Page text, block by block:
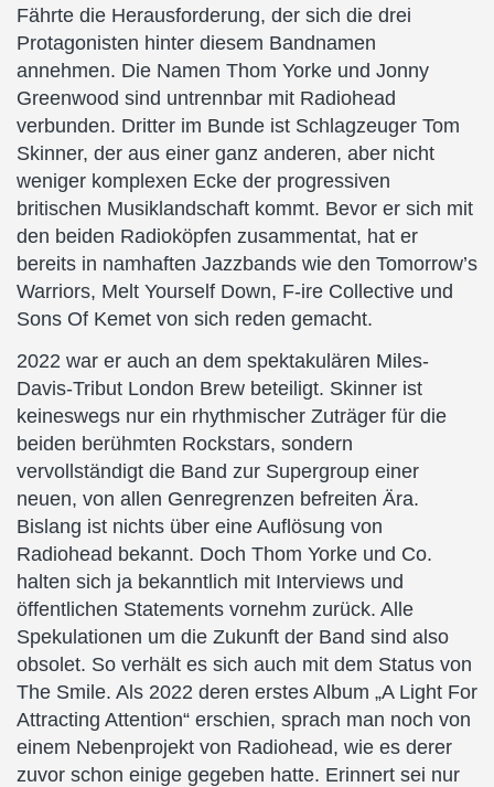
Fährte die Herausforderung, der sich die drei
Protagonisten hinter diesem Bandnamen
annehmen. Die Namen Thom Yorke und Jonny
Greenwood sind untrennbar mit Radiohead
verbunden. Dritter im Bunde ist Schlagzeuger Tom
Skinner, der aus einer ganz anderen, aber nicht
weniger komplexen Ecke der progressiven
britischen Musiklandschaft kommt. Bevor er sich mit
den beiden Radioköpfen zusammentat, hat er
bereits in namhaften Jazzbands wie den Tomorrow’s
Warriors, Melt Yourself Down, F-ire Collective und
Sons Of Kemet von sich reden gemacht.
2022 war er auch an dem spektakulären Miles-
Davis-Tribut London Brew beteiligt. Skinner ist
keineswegs nur ein rhythmischer Zuträger für die
beiden berühmten Rockstars, sondern
vervollständigt die Band zur Supergroup einer
neuen, von allen Genregrenzen befreiten Ära.
Bislang ist nichts über eine Auflösung von
Radiohead bekannt. Doch Thom Yorke und Co.
halten sich ja bekanntlich mit Interviews und
öffentlichen Statements vornehm zurück. Alle
Spekulationen um die Zukunft der Band sind also
obsolet. So verhält es sich auch mit dem Status von
The Smile. Als 2022 deren erstes Album „A Light For
Attracting Attention“ erschien, sprach man noch von
einem Nebenprojekt von Radiohead, wie es derer
zuvor schon einige gegeben hatte. Erinnert sei nur